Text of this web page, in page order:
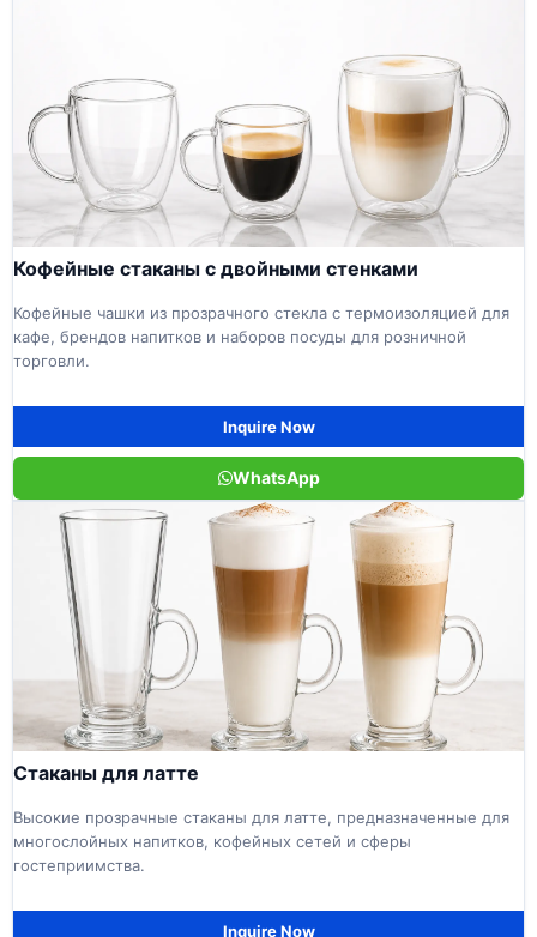
Кофейные стаканы с двойными стенками
Кофейные чашки из прозрачного стекла с термоизоляцией для
кафе, брендов напитков и наборов посуды для розничной
торговли.
Inquire Now
WhatsApp
Стаканы для латте
Высокие прозрачные стаканы для латте, предназначенные для
многослойных напитков, кофейных сетей и сферы
гостеприимства.
Inquire Now